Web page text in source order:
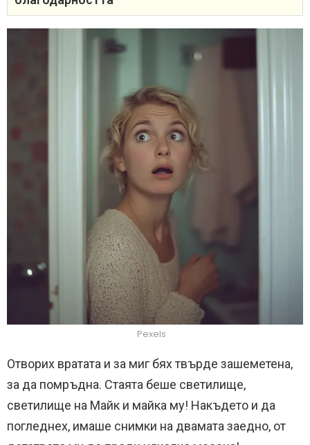
Pexels
Отворих вратата и за миг бях твърде зашеметена,
за да помръдна. Стаята беше светилище,
светилище на Майк и майка му! Накъдето и да
погледнех, имаше снимки на двамата заедно, от